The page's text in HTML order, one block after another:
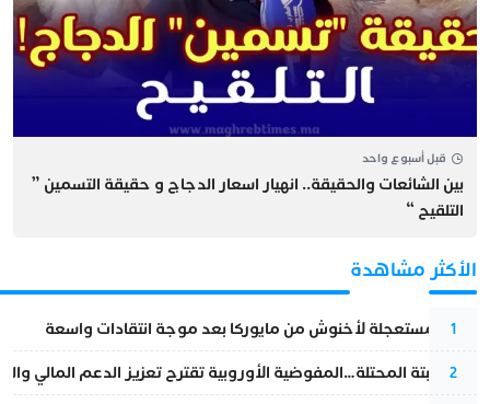
قبل أسبوع واحد
بين الشائعات والحقيقة.. انهيار اسعار الدجاج و حقيقة التسمين ”
التلقيح “
الأكثر مشاهدة
1
عودة مستعجلة لأخنوش من مايوركا بعد موجة انتقادات واسعة
2
أزمة سبتة المحتلة…المفوضية الأوروبية تقترح تعزيز الدعم المالي